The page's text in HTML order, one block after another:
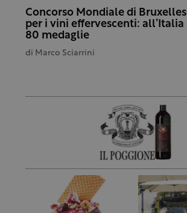
Concorso Mondiale di Bruxelles
per i vini effervescenti: all’Italia
80 medaglie
di Marco Sciarrini